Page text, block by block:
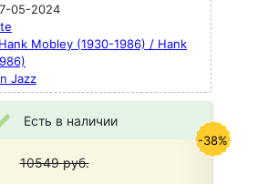
05-2024
Hank Mobley (1930-1986) / Hank
Jazz
Есть в наличии
10549руб.
-38%